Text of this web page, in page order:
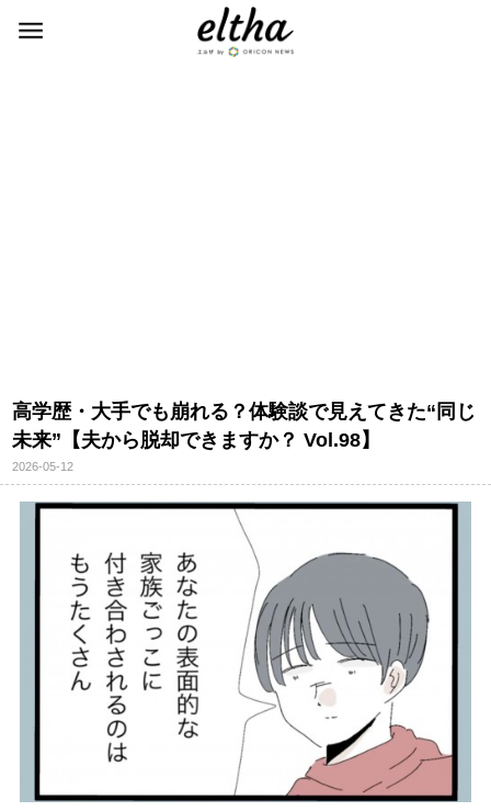
高学歴・大手でも崩れる？体験談で見えてきた“同じ
未来”【夫から脱却できますか？ Vol.98】
2026-05-12